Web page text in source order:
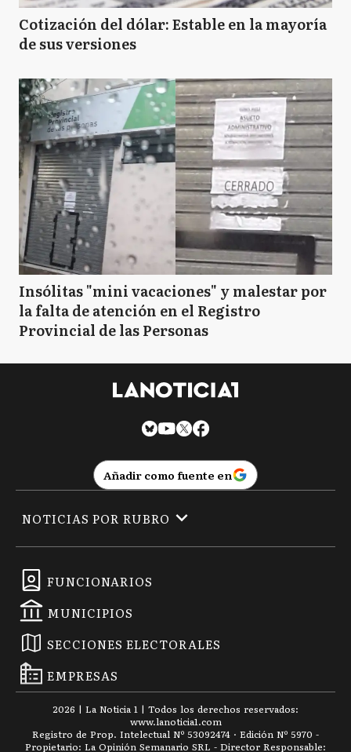
Cotización del dólar: Estable en la mayoría
de sus versiones
Insólitas "mini vacaciones" y malestar por
la falta de atención en el Registro
Provincial de las Personas
Añadir como fuente en
FUNCIONARIOS
MUNICIPIOS
SECCIONES ELECTORALES
EMPRESAS
NOTICIAS POR RUBRO
2026 | La Noticia 1 | Todos los derechos reservados:
www.lanoticia1.com
Registro de Prop. Intelectual Nº 53092474 · Edición Nº 5970 -
Propietario: La Opinión Semanario SRL - Director Responsable: